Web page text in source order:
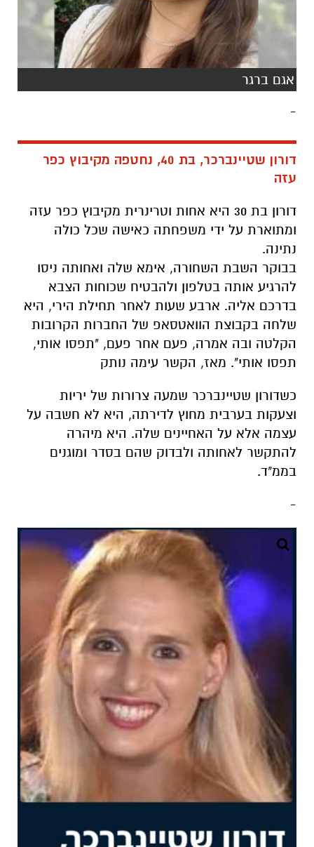
אגם ברגר
-
דורון שטיינברכר, בת 40, נחטפה מקיבוץ כפר
עזה
דורון בת 30 היא אחות וטרינרית מקיבוץ כפר עזה
ומתוארת על ידי משפחתה כאישה שכל כולה
נתינה.
בבוקר השבת השחורה, אימא שלה ואחותה ניסו
להרגיע אותה בטלפון ולהבטיח שכוחות הצבא
בדרכם אליה. ארבע שעות לאחר תחילת הירי, היא
שלחה בקבוצת הוואטסאפ של החברות הקרובות
הקלטה ובה אמרה, פעם אחר פעם, "תפסו אותי,
תפסו אותי". מאז, הקשר עימה נותק
כשדורון שטיינברכר שמעה צרורות של יריות
וצעקות בערבית מחוץ לדירתה, היא לא חשבה על
עצמה אלא על האחיינים שלה. היא מיהרה
להתקשר לאחותה ולבדוק שהם בסדר ומוגנים
בממ"ד.
-